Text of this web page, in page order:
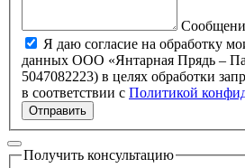
Я даю согласие на обработку
данных ООО «Янтарная Прядь –
5047082223) в целях обработки запроса и обратной связи,
в соответствии с Политикой
Отправить
Получить консультацию